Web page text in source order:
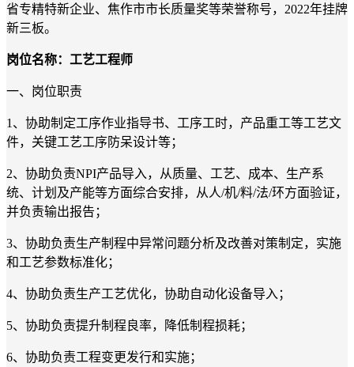
省专精特新企业、焦作市市长质量奖等荣誉称号，2022年挂牌
新三板。
岗位名称：工艺工程师
一、岗位职责
1、协助制定工序作业指导书、工序工时，产品重工等工艺文
件，关键工艺工序防呆设计等；
2、协助负责NPI产品导入，从质量、工艺、成本、生产系
统、计划及产能等方面综合安排，从人/机/料/法/环方面验证，
并负责输出报告；
3、协助负责生产制程中异常问题分析及改善对策制定，实施
和工艺参数标准化；
4、协助负责生产工艺优化，协助自动化设备导入；
5、协助负责提升制程良率，降低制程损耗；
6、协助负责工程变更发行和实施；